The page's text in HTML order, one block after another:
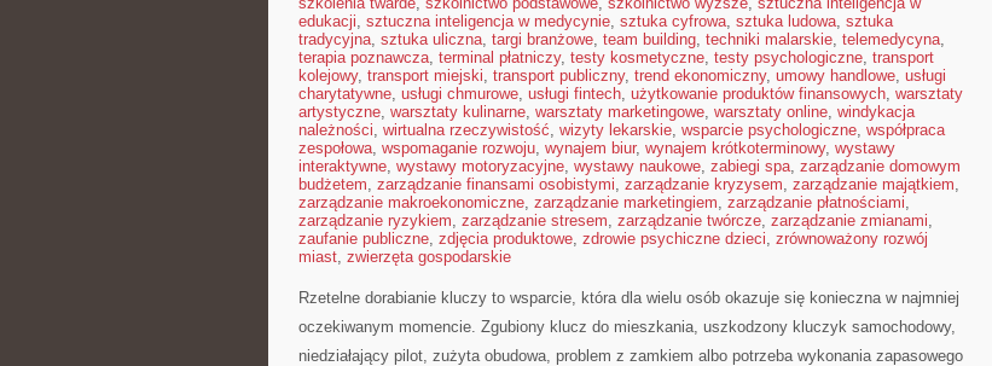
edukacji, sztuczna inteligencja w medycynie, sztuka cyfrowa, sztuka ludowa, sztuka
tradycyjna, sztuka uliczna, targi branżowe, team building, techniki malarskie, telemedycyna,
terapia poznawcza, terminal płatniczy, testy kosmetyczne, testy psychologiczne, transport
kolejowy, transport miejski, transport publiczny, trend ekonomiczny, umowy handlowe, usługi
charytatywne, usługi chmurowe, usługi fintech, użytkowanie produktów finansowych, warsztaty
artystyczne, warsztaty kulinarne, warsztaty marketingowe, warsztaty online, windykacja
należności, wirtualna rzeczywistość, wizyty lekarskie, wsparcie psychologiczne, współpraca
zespołowa, wspomaganie rozwoju, wynajem biur, wynajem krótkoterminowy, wystawy
interaktywne, wystawy motoryzacyjne, wystawy naukowe, zabiegi spa, zarządzanie domowym
budżetem, zarządzanie finansami osobistymi, zarządzanie kryzysem, zarządzanie majątkiem,
zarządzanie makroekonomiczne, zarządzanie marketingiem, zarządzanie płatnościami,
zarządzanie ryzykiem, zarządzanie stresem, zarządzanie twórcze, zarządzanie zmianami,
zaufanie publiczne, zdjęcia produktowe, zdrowie psychiczne dzieci, zrównoważony rozwój
miast, zwierzęta gospodarskie
Rzetelne dorabianie kluczy to wsparcie, która dla wielu osób okazuje się konieczna w najmniej
oczekiwanym momencie. Zgubiony klucz do mieszkania, uszkodzony kluczyk samochodowy,
niedziałający pilot, zużyta obudowa, problem z zamkiem albo potrzeba wykonania zapasowego